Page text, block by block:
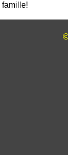
famille!